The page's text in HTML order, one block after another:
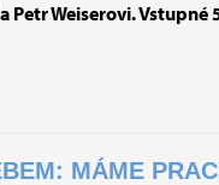
Petr Weiserovi. Vstupné
MÁME